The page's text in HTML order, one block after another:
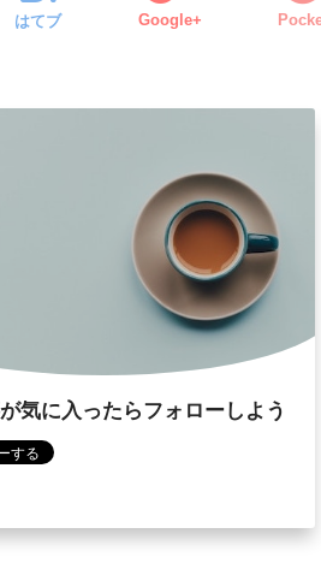
はてブ Google+
気に入ったらフォローしよう